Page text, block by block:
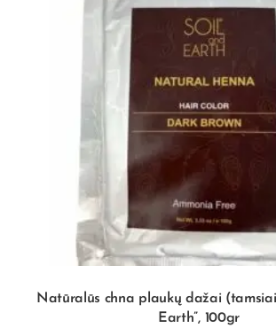
Natūralūs chna plaukų dažai
Earth”, 100gr